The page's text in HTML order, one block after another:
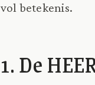
vol betekenis.
1. De